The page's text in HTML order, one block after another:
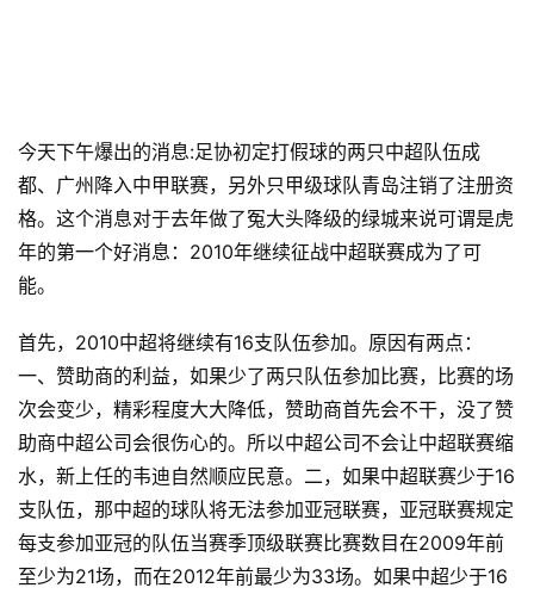
今天下午爆出的消息:足协初定打假球的两只中超队伍成
都、广州降入中甲联赛，另外只甲级球队青岛注销了注册资
格。这个消息对于去年做了冤大头降级的绿城来说可谓是虎
年的第一个好消息：2010年继续征战中超联赛成为了可
能。
首先，2010中超将继续有16支队伍参加。原因有两点：
一、赞助商的利益，如果少了两只队伍参加比赛，比赛的场
次会变少，精彩程度大大降低，赞助商首先会不干，没了赞
助商中超公司会很伤心的。所以中超公司不会让中超联赛缩
水，新上任的韦迪自然顺应民意。二，如果中超联赛少于16
支队伍，那中超的球队将无法参加亚冠联赛，亚冠联赛规定
每支参加亚冠的队伍当赛季顶级联赛比赛数目在2009年前
至少为21场，而在2012年前最少为33场。如果中超少于16